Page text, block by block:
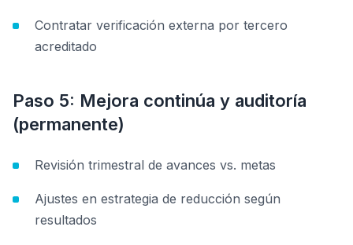
Contratar verificación externa por tercero
acreditado
Paso 5: Mejora continúa y auditoría
(permanente)
Revisión trimestral de avances vs. metas
Ajustes en estrategia de reducción según
resultados